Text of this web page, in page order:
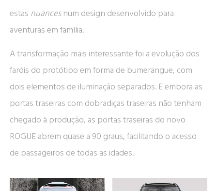
estas nuancesnum design desenvolvido para
aventuras em família.
A transformação mais interessante foi a evolução dos
faróis do protótipo em forma de bumerangue, com
dois elementos de iluminação separados. E embora as
portas traseiras com dobradiças traseiras não tenham
chegado à produção, as portas traseiras do novo
ROGUE abrem quase a 90 graus, facilitando o acesso
de passageiros de todas as idades.